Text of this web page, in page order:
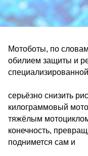
Мотоботы, по
обилием защиты и
серьёзно снизить
килограммовый
тяжёлым
конечность,
поднимется сам и